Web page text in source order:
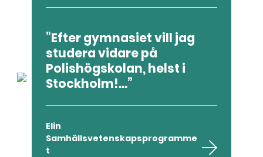
Samhällsvetenskapsprogramme
t
Efter gymnasiet vill jag
studera vidare på
Polishögskolan, helst i
Stockholm!...
Elin
Samhällsvetenskapsprogramme
t